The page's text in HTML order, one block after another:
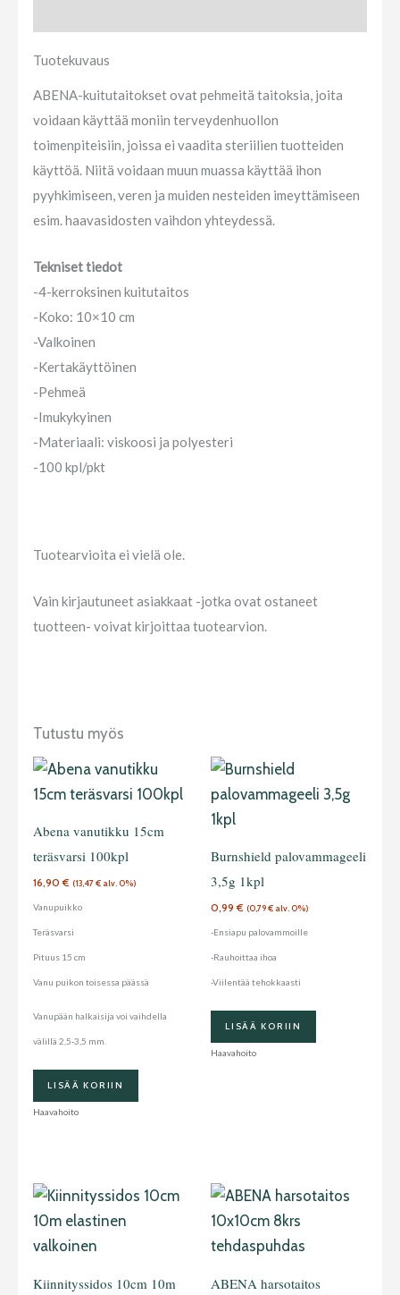
Tuotekuvaus
ABENA-kuitutaitokset ovat pehmeitä taitoksia, joita
voidaan käyttää moniin terveydenhuollon
toimenpiteisiin, joissa ei vaadita steriilien tuotteiden
käyttöä. Niitä voidaan muun muassa käyttää ihon
pyyhkimiseen, veren ja muiden nesteiden imeyttämiseen
esim. haavasidosten vaihdon yhteydessä.
Tekniset tiedot
-4-kerroksinen kuitutaitos
-Koko: 10×10 cm
-Valkoinen
-Kertakäyttöinen
-Pehmeä
-Imukykyinen
-Materiaali: viskoosi ja polyesteri
-100 kpl/pkt
Tuotearvioita ei vielä ole.
Vain kirjautuneet asiakkaat -jotka ovat ostaneet
tuotteen- voivat kirjoittaa tuotearvion.
Tutustu myös
Abena vanutikku 15cm
teräsvarsi 100kpl
16,90€ (13,47€ alv. 0%)
Vanupuikko
Teräsvarsi
Pituus 15 cm
Vanu puikon toisessa päässä
Vanupään halkaisija voi vaihdella
välillä 2,5-3,5 mm.
LISÄÄ KORIIN
Haavahoito
Burnshield palovammageeli
3,5g 1kpl
0,99€ (0,79€ alv. 0%)
-Ensiapu palovammoille
-Rauhoittaa ihoa
-Viilentää tehokkaasti
LISÄÄ KORIIN
Haavahoito
Kiinnityssidos 10cm 10m
ABENA harsotaitos